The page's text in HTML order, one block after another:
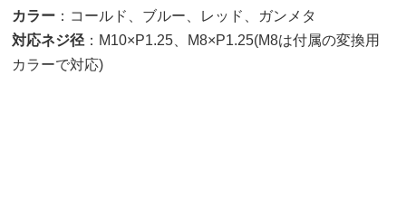
カラー ：コールド、ブルー、レッド、ガンメタ
対応ネジ径 ：M10×P1.25、M8×P1.25(M8は付属の変換用
カラーで対応)